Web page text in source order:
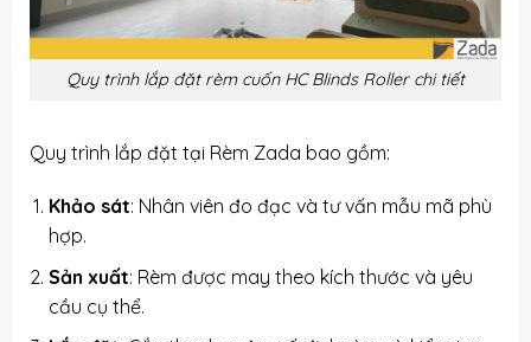
Quy trình lắp đặt rèm cuốn HC Blinds Roller chi tiết
Quy trình lắp đặt tại Rèm Zada bao gồm:
Khảo sát: Nhân viên đo đạc và tư vấn mẫu mã phù
hợp.
Sản xuất: Rèm được may theo kích thước và yêu
cầu cụ thể.